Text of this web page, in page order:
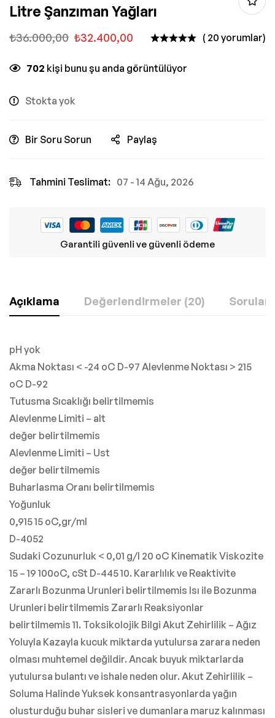
Litre Şanzıman Yağları
₺36.000,00 ₺32.400,00 ( 20 yorumlar)
702 kişi bunu şu anda görüntülüyor
Stokta yok
Bir Soru Sorun Paylaş
Tahmini Teslimat: 07 - 14 Ağu, 2026
Garantili güvenli ve güvenli ödeme
Açıklama Değerlendirmeler (20) Sorular
pH yok
Akma Noktası < -24 oC D-97 Alevlenme Noktası > 215
oC D-92
Tutusma Sıcaklığı belirtilmemis
Alevlenme Limiti – alt
değer belirtilmemis
Alevlenme Limiti – Ust
değer belirtilmemis
Buharlasma Oranı belirtilmemis
Yoğunluk
0,915 15 oC,gr/ml
D-4052
Sudaki Cozunurluk < 0,01 g/l 20 oC Kinematik Viskozite
15 – 19 100oC, cSt D-445 10. Kararlılık ve Reaktivite
Zararlı Bozunma Urunleri belirtilmemis Isı ile Bozunma
Urunleri belirtilmemis Zararlı Reaksiyonlar
belirtilmemis 11. Toksikolojik Bilgi Akut Zehirlilik – Ağız
Yoluyla Kazayla kucuk miktarda yutulursa zarara neden
olması muhtemel değildir. Ancak buyuk miktarlarda
yutulursa bulantı ve ishale neden olur. Akut Zehirlilik –
Soluma Halinde Yuksek konsantrasyonlarda yağın
olusturduğu buhar sisleri ve dumanlara maruz kalınması